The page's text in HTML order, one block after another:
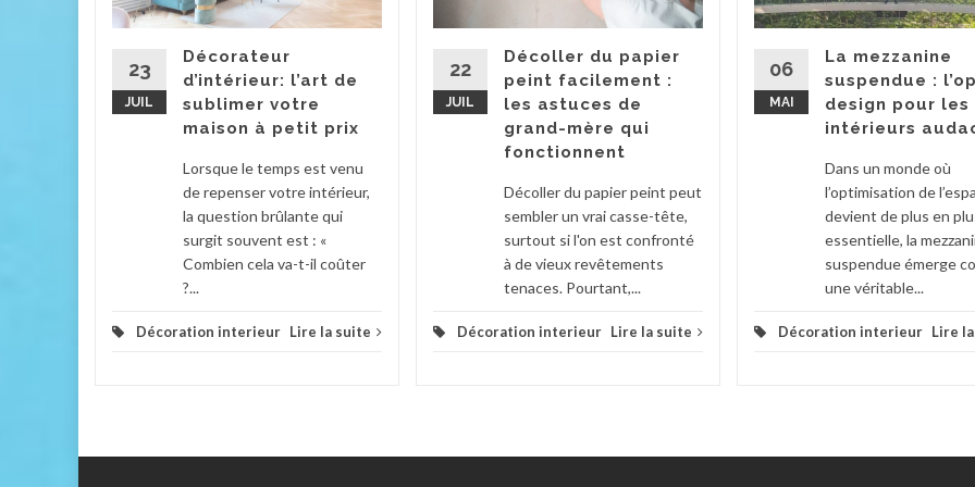
23
JUIL
Décorateur
d’intérieur: l’art de
sublimer votre
maison à petit prix
Lorsque le temps est venu
de repenser votre intérieur,
la question brûlante qui
surgit souvent est : «
Combien cela va-t-il coûter
?...
Décoration interieur Lire la suite
22
JUIL
Décoller du papier
peint facilement :
les astuces de
grand-mère qui
fonctionnent
Décoller du papier peint peut
sembler un vrai casse-tête,
surtout si l'on est confronté
à de vieux revêtements
tenaces. Pourtant,...
Décoration interieur Lire la suite
06
MAI
La mezzanine
suspendue :
design pour les
intérieurs
Dans un monde où
l’optimisation de
devient de plus en
essentielle, la
suspendue émerge
une véritable...
Décoration interieur Lire